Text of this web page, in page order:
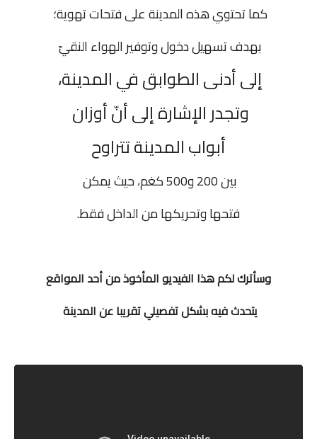
كما تحتوي هذه المدينة على فتحات تهوية؛
بهدف تسهيل دخول وتوفير الهواء النقيّ
إلى أدنى الطوابق في المدينة،
وتجدر الإشارة إلى أنّ أوزان
أبواب المدينة تتراوح
بين 200 و500 كغم، حيث يمكن
فتحها وتحريكها من الداخل فقط.
وسأترك لكم هذا الفيديو المأخوذ من أحد المواقع
يتحدث فيه بشكل تفصيلي تقريبا عن المدينة